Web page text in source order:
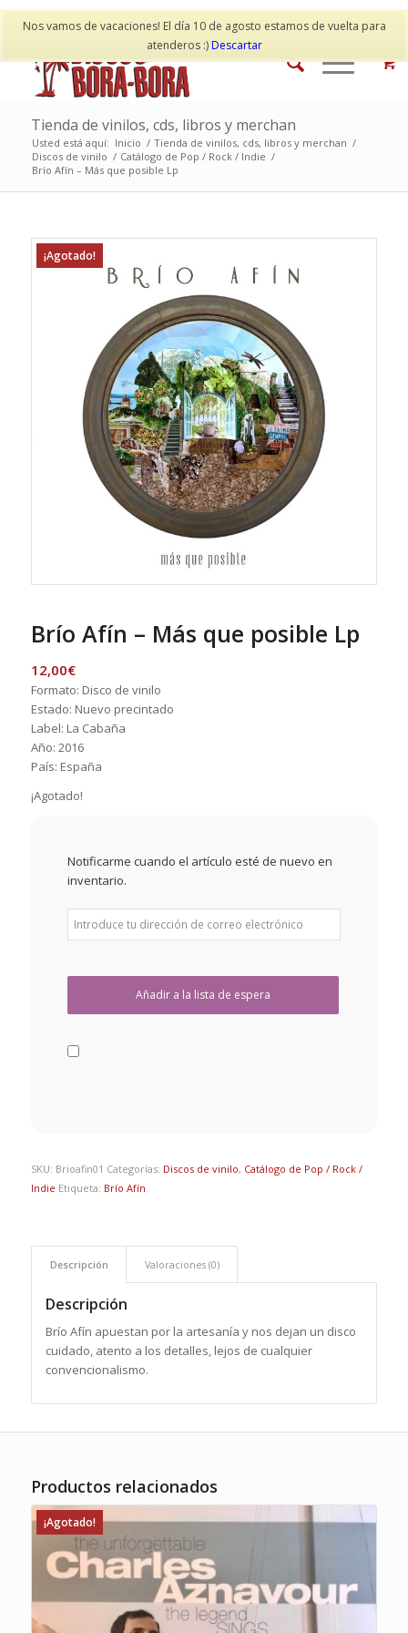
Nos vamos de vacaciones! El día 10 de agosto estamos de vuelta para
atenderos :)Descartar
Mi cuenta Contacto
Tienda de vinilos, cds, libros y merchan
Usted está aquí: Inicio / Tienda de vinilos, cds, libros y merchan /
Discos de vinilo / Catálogo de Pop / Rock / Indie /
Brío Afín – Más que posible Lp
¡Agotado!
Brío Afín – Más que posible Lp
12,00€
Formato: Disco de vinilo
Estado: Nuevo precintado
Label: La Cabaña
Año: 2016
País: España
¡Agotado!
Notificarme cuando el artículo esté de nuevo en
inventario.
SKU: Brioafin01 Categorías: Discos de vinilo, Catálogo de Pop / Rock /
Indie Etiqueta: Brío Afín
Descripción Valoraciones (0)
Descripción
Brío Afín apuestan por la artesanía y nos dejan un disco
cuidado, atento a los detalles, lejos de cualquier
convencionalismo.
Productos relacionados
¡Agotado!